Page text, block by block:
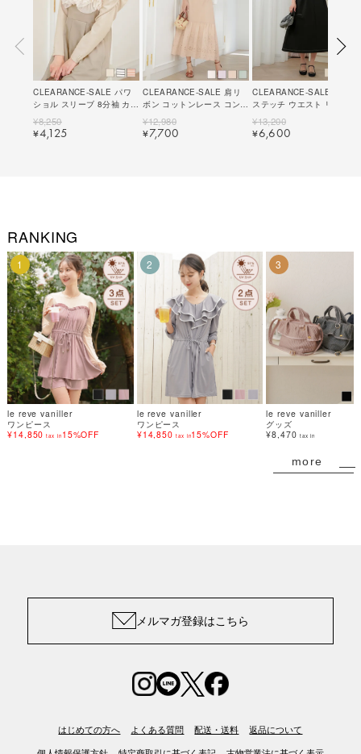
CLEARANCE-SALE パワ
ショル スリーブ 8分袖 カッ
トソー le reve vaniller 全3
色｜lvn511-2063【1】
¥8,250
¥4,125
CLEARANCE-SALE 肩リ
ボン コットンレース コンビ
キャミワンピース le reve
vaniller 全4色｜lvn321-
2039【1】
¥12,980
¥7,700
CLEARANCE-SALE 配色
ステッチ ウエスト リボン
キャミワンピース le reve
vaniller 全3色｜lvn341-
1953【1】
¥13,200
¥6,600
RANKING
1
le reve vaniller
ワンピース
¥14,850 tax in 15%OFF
2
le reve vaniller
ワンピース
¥14,850 tax in15%OFF
3
le reve vaniller
グッズ
¥8,470 tax in
more
メルマガ登録はこちら
はじめての方へ よくある質問 配送・送料 返品について